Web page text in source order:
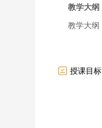
教学大纲
教学大纲
授课目标